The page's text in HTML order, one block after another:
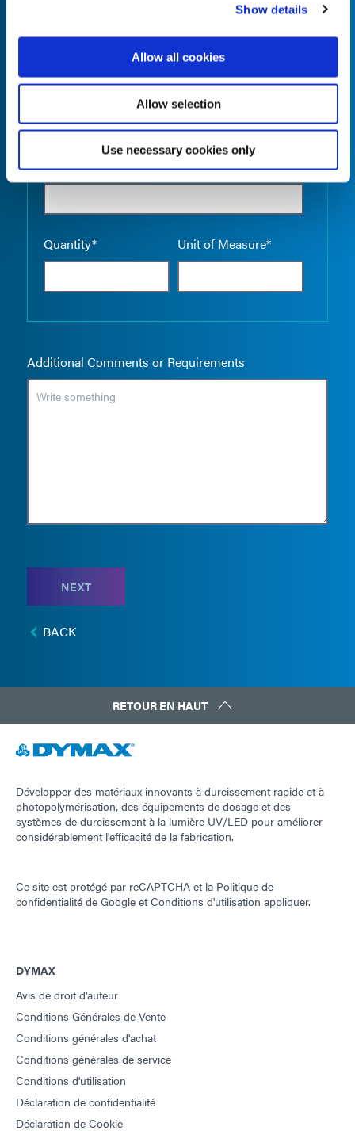
Show details
Allow all cookies
Allow selection
Use necessary cookies only
Unit of Measure*
Product Name*
Quantity* Unit of Measure*
Additional Comments or Requirements
NEXT
BACK
RETOUR EN HAUT
Développer des matériaux innovants à durcissement rapide et à
photopolymérisation, des équipements de dosage et des
systèmes de durcissement à la lumière UV/LED pour améliorer
considérablement l'efficacité de la fabrication.
Ce site est protégé par reCAPTCHA et la Politique de
confidentialité de Google etConditions d'utilisation appliquer.
DYMAX
Avis de droit d'auteur
Conditions Générales de Vente
Conditions générales d'achat
Conditions générales de service
Conditions d'utilisation
Déclaration de confidentialité
Déclaration de Cookie